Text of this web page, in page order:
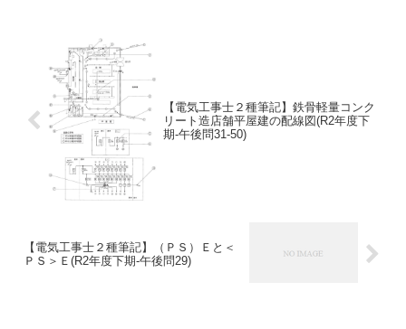
【電気工事士２種筆記】鉄骨軽量コンク
リート造店舗平屋建の配線図(R2年度下
期-午後問31-50)
【電気工事士２種筆記】（ＰＳ）Ｅと＜
ＰＳ＞Ｅ(R2年度下期-午後問29)